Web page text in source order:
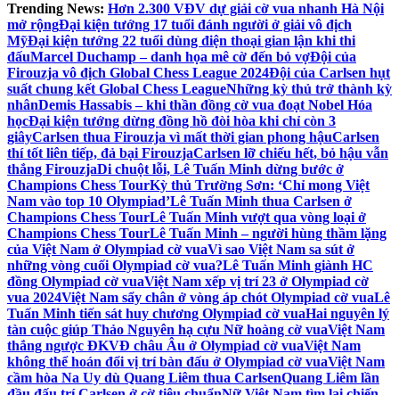
Trending News: Hơn 2.300 VĐV dự giải cờ vua nhanh Hà Nội
mở rộngĐại kiện tướng 17 tuổi đánh người ở giải vô địch
MỹĐại kiện tướng 22 tuổi dùng điện thoại gian lận khi thi
đấuMarcel Duchamp – danh họa mê cờ đến bỏ vợĐội của
Firouzja vô địch Global Chess League 2024Đội của Carlsen hụt
suất chung kết Global Chess LeagueNhững kỳ thủ trở thành kỳ
nhânDemis Hassabis – khi thần đồng cờ vua đoạt Nobel Hóa
họcĐại kiện tướng dừng đồng hồ đòi hòa khi chỉ còn 3
giâyCarlsen thua Firouzja vì mất thời gian phong hậuCarlsen
thí tốt liên tiếp, đả bại FirouzjaCarlsen lỡ chiếu hết, bỏ hậu vẫn
thắng FirouzjaDi chuột lỗi, Lê Tuấn Minh dừng bước ở
Champions Chess TourKỳ thủ Trường Sơn: ‘Chỉ mong Việt
Nam vào top 10 Olympiad’Lê Tuấn Minh thua Carlsen ở
Champions Chess TourLê Tuấn Minh vượt qua vòng loại ở
Champions Chess TourLê Tuấn Minh – người hùng thầm lặng
của Việt Nam ở Olympiad cờ vuaVì sao Việt Nam sa sút ở
những vòng cuối Olympiad cờ vua?Lê Tuấn Minh giành HC
đồng Olympiad cờ vuaViệt Nam xếp vị trí 23 ở Olympiad cờ
vua 2024Việt Nam sẩy chân ở vòng áp chót Olympiad cờ vuaLê
Tuấn Minh tiến sát huy chương Olympiad cờ vuaHai nguyên lý
tàn cuộc giúp Thảo Nguyên hạ cựu Nữ hoàng cờ vuaViệt Nam
thắng ngược ĐKVĐ châu Âu ở Olympiad cờ vuaViệt Nam
không thể hoán đổi vị trí bàn đấu ở Olympiad cờ vuaViệt Nam
cầm hòa Na Uy dù Quang Liêm thua CarlsenQuang Liêm lần